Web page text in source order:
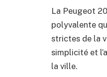
La Peugeot
polyvalente
strictes de la
simplicité et
la ville.